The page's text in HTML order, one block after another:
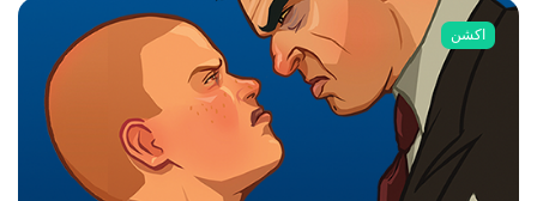
اکشن